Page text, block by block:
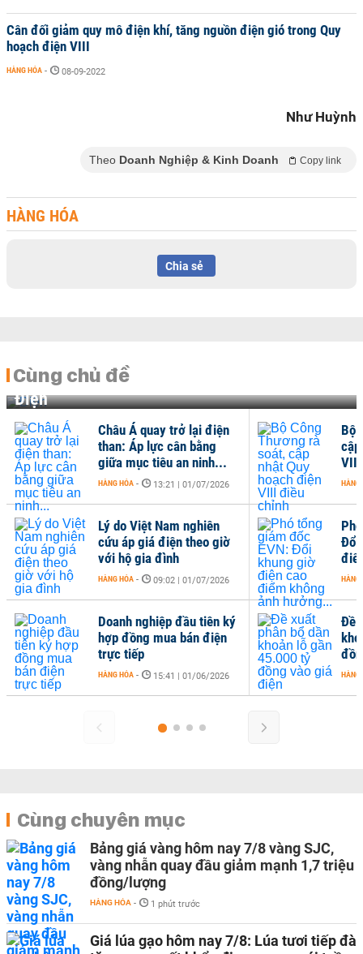
Cân đối giảm quy mô điện khí, tăng nguồn điện gió trong Quy
hoạch điện VIII
HÀNG HÓA - 08-09-2022
Như Huỳnh
Theo Doanh Nghiệp & Kinh Doanh Copy link
HÀNG HÓA
Chia sẻ
Cùng chủ đề
Điện
Châu Á quay trở lại điện
than: Áp lực cân bằng
giữa mục tiêu an ninh...
HÀNG HÓA - 13:21 | 01/07/2026
Lý do Việt Nam nghiên
cứu áp giá điện theo giờ
với hộ gia đình
HÀNG HÓA - 09:02 | 01/07/2026
Bộ
HÀNG
Đổi
HÀNG
Doanh nghiệp đầu tiên ký
hợp đồng mua bán điện
trực tiếp
HÀNG HÓA - 15:41 | 01/06/2026
Đề
HÀNG
Cùng chuyên mục
Bảng giá vàng hôm nay 7/8 vàng SJC,
vàng nhẫn quay đầu giảm mạnh 1,7 triệu
đồng/lượng
HÀNG HÓA - 1 phút trước
Giá lúa gạo hôm nay 7/8: Lúa tươi tiếp đà